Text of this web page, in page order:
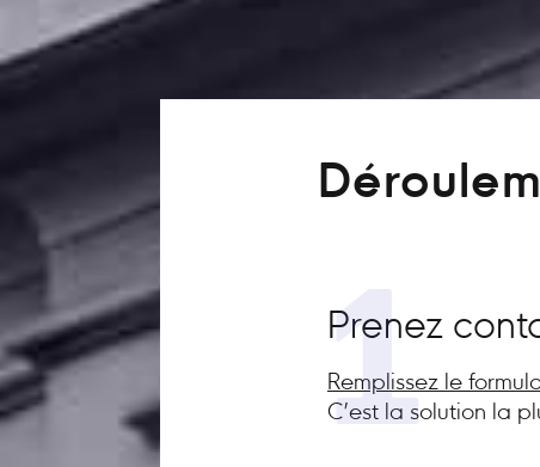
1
Prenez
Remplissez le
C’est la solution la